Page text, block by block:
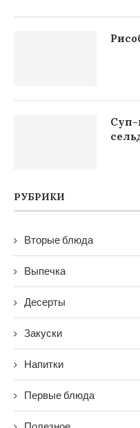
Суп-
РУБРИКИ
Вторые блюда
Выпечка
Десерты
Закуски
Напитки
Первые блюда